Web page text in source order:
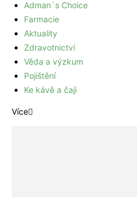
Adman´s Choice
Farmacie
Aktuality
Zdravotnictví
Věda a výzkum
Pojištění
Ke kávě a čaji
Více